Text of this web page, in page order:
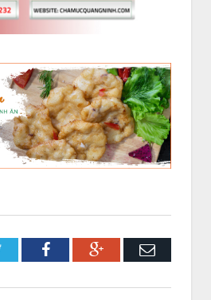
TwitterFacebookGoogle+Email